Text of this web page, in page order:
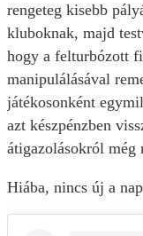
rengeteg kisebb
kluboknak, majd
hogy a felturbózott
manipulálásával
játékosonként
azt készpénzben
átigazolásokról még
Hiába, nincs új a